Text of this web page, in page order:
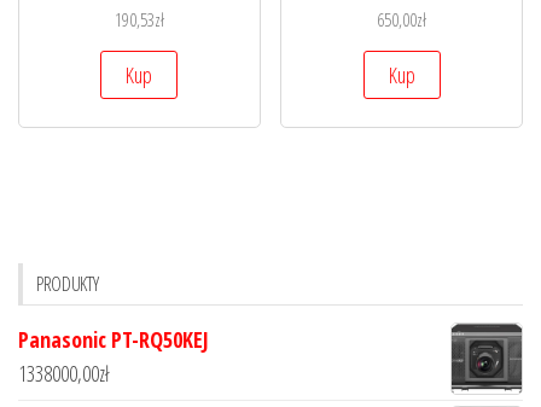
190,53zł
Kup
650,00zł
Kup
PRODUKTY
Panasonic PT-RQ50KEJ
1338000,00zł